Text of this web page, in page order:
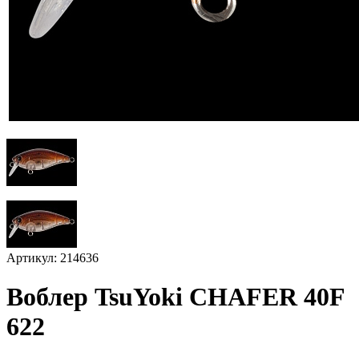
Артикул: 214636
Воблер TsuYoki CHAFER 40F
622